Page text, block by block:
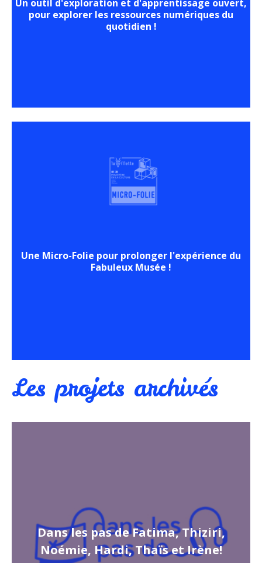
Un outil d'exploration et d'apprentissage ouvert,
pour explorer les ressources numériques du
quotidien !
Une Micro-Folie pour prolonger l'expérience du
Fabuleux Musée !
Les projets archivés
Dans les pas de Fatima, Thiziri,
Noémie, Hardi, Thaïs et Irène!